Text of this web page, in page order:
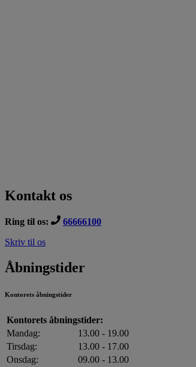
Kontakt os
Ring til os:
66666100
Skriv til os
Åbningstider
Kontorets åbningstider
Kontorets åbningstider:
Mandag:
13.00 - 19.00
Tirsdag:
13.00 - 17.00
Onsdag:
09.00 - 13.00